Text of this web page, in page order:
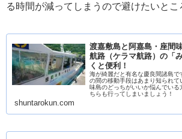
る時間が減ってしまうので避けたいとこ
渡嘉敷島と阿嘉島・座間
航路（ケラマ航路）の「
くと便利！
海が綺麗だと有名な慶良間諸島で
の間の移動手段はあまり知られて
味島のどっちがいいか悩んでい
ちらも行ってしまいましょう！
shuntarokun.com